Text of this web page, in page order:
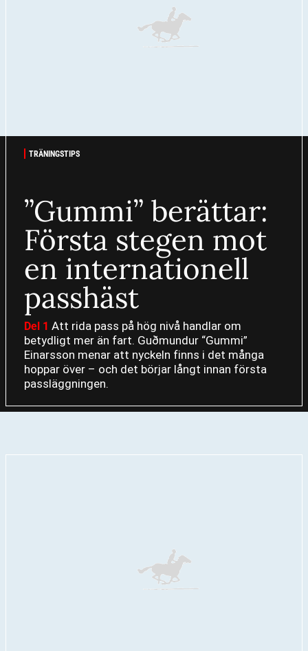
TRÄNINGSTIPS
”Gummi” berättar:
Första stegen mot
en internationell
passhäst
Del 1 Att rida pass på hög nivå handlar om
betydligt mer än fart. Guðmundur “Gummi”
Einarsson menar att nyckeln finns i det många
hoppar över – och det börjar långt innan första
passläggningen.